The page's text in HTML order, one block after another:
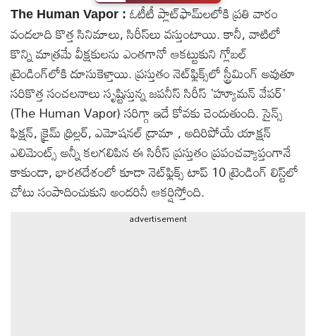
స్పెషల్స్
కెరీర్ &
ఉద్యోగాలు
లైవ్
టీవి
వ్యవసాయం
The Human Vapor : ఓటీటీ ప్లాట్‌ఫామ్‌లలోకి ప్రతి వారం
వందలాది కొత్త సినిమాలు, సిరీస్‌లు వస్తుంటాయి. కానీ, వాటిలో
కొన్ని మాత్రమే వీక్షకులను ఎంతగానో ఆకట్టుకుని గ్లోబల్
ట్రెండింగ్‌లోకి దూసుకెళ్తాయి. ప్రస్తుతం నెట్‌ఫ్లిక్స్‌లో స్ట్రీమింగ్ అవుతూ
సరికొత్త సంచలనాలు సృష్టిస్తున్న జపనీస్ సిరీస్ 'హ్యూమన్ వేపర్'
(The Human Vapor) సరిగ్గా ఇదే కోవకు చెందుతుంది. సైన్స్
ఫిక్షన్, క్రైమ్ థ్రిల్లర్, ఎమోషనల్ డ్రామా , అదిరిపోయే యాక్షన్
ఎలిమెంట్స్ అన్నీ కలగలిపిన ఈ సిరీస్ ప్రస్తుతం ప్రపంచవ్యాప్తంగానే
కాకుండా, భారతదేశంలో కూడా నెట్‌ఫ్లిక్స్ టాప్ 10 ట్రెండింగ్ లిస్ట్‌లో
చోటు సంపాదించుకుని అందరినీ ఆకర్షిస్తోంది.
advertisement